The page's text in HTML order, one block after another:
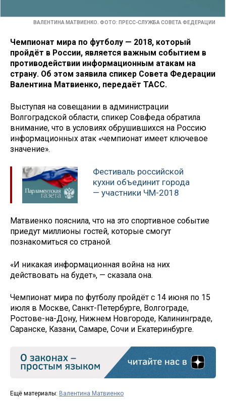
ВАЛЕНТИНА МАТВИЕНКО. ФОТО: ПРЕСС-СЛУЖБА СОВЕТА ФЕДЕРАЦИИ
Чемпионат мира по футболу — 2018, который
пройдёт в России, является важным событием в
противодействии информационным атакам на
страну. Об этом заявила спикер Совета Федерации
Валентина Матвиенко, передаёт ТАСС.
Выступая на совещании в администрации
Волгоградской области, спикер Совфеда обратила
внимание, что в условиях обрушившихся на Россию
информационных атак «чемпионат имеет ключевое
значение».
Фестиваль российской
кухни объединит города
— участники ЧМ-2018
Матвиенко пояснила, что на это спортивное событие
приедут миллионы гостей, которые смогут
познакомиться со страной.
«И никакая информационная война на них
действовать на будет», — сказала она.
Чемпионат мира по футболу пройдёт с 14 июня по 15
июля в Москве, Санкт-Петербурге, Волгограде,
Ростове-на-Дону, Нижнем Новгороде, Калининграде,
Саранске, Казани, Самаре, Сочи и Екатеринбурге.
Ещё материалы: Валентина Матвиенко